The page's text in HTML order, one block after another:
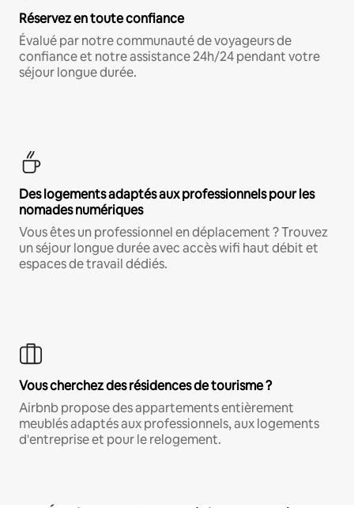
Réservez en toute confiance
Évalué par notre communauté de voyageurs de
confiance et notre assistance 24h/24 pendant votre
séjour longue durée.
Des logements adaptés aux professionnels pour les
nomades numériques
Vous êtes un professionnel en déplacement ? Trouvez
un séjour longue durée avec accès wifi haut débit et
espaces de travail dédiés.
Vous cherchez des résidences de tourisme ?
Airbnb propose des appartements entièrement
meublés adaptés aux professionnels, aux logements
d'entreprise et pour le relogement.